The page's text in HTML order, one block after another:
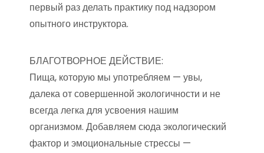
первый раз делать практику под надзором
опытного инструктора.
БЛАГОТВОРНОЕ ДЕЙСТВИЕ:
Пища, которую мы употребляем — увы,
далека от совершенной экологичности и не
всегда легка для усвоения нашим
организмом. Добавляем сюда экологический
фактор и эмоциональные стрессы —